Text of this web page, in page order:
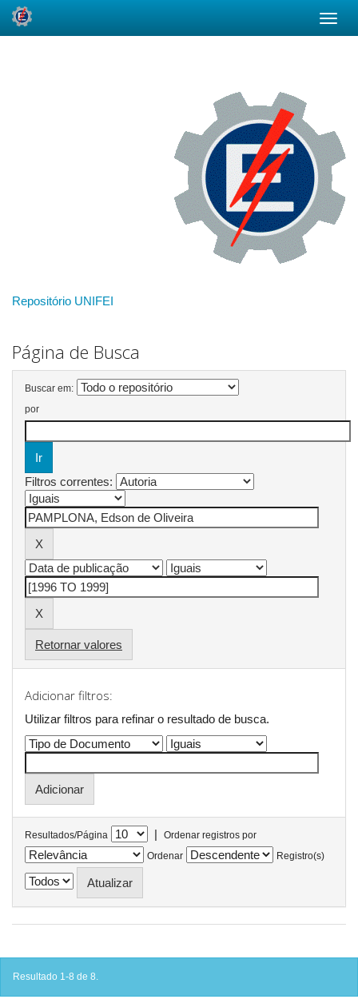
Repositório UNIFEI
Página de Busca
Buscar em:
por
Filtros correntes:
Retornar valores
Adicionar filtros:
Utilizar filtros para refinar o resultado de busca.
Resultados/Página |
Ordenar registros por
Ordenar
Registro(s)
Resultado 1-8 de 8.